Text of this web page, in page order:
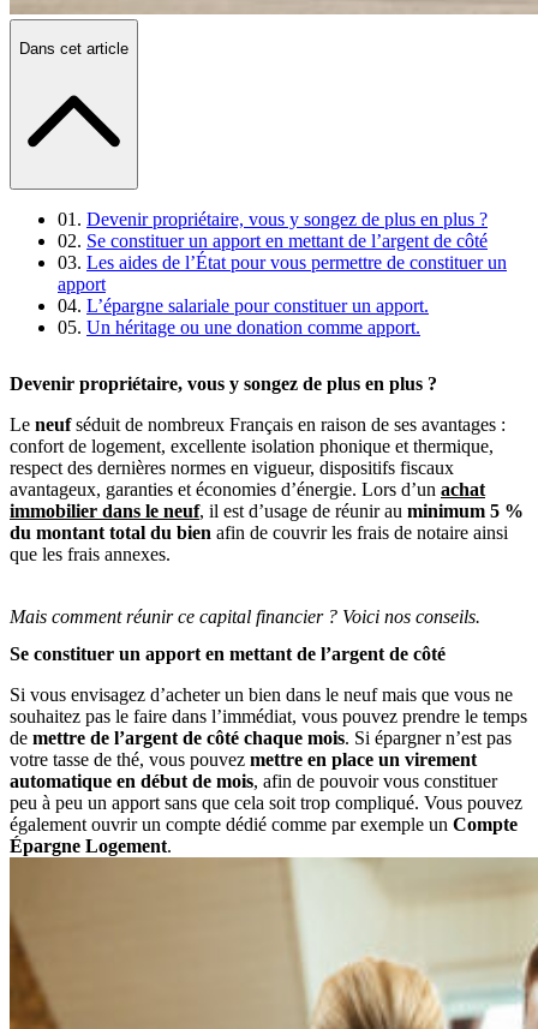
Dans cet article
Devenir propriétaire, vous y songez de plus en plus ?
Se constituer un apport en mettant de l’argent de côté
Les aides de l’État pour vous permettre de constituer un
apport
L’épargne salariale pour constituer un apport.
Un héritage ou une donation comme apport.
Devenir propriétaire, vous y songez de plus en plus ?
Le neufséduit de nombreux Français en raison de ses avantages :
confort de logement, excellente isolation phonique et thermique,
respect des dernières normes en vigueur, dispositifs fiscaux
avantageux, garanties et économies d’énergie. Lors d’un achat
immobilier dans le neuf, il est d’usage de réunir au minimum 5 %
du montant total du bien afin de couvrir les frais de notaire ainsi
que les frais annexes.
Mais comment réunir ce capital financier ? Voici nos conseils.
Se constituer un apport en mettant de l’argent de côté
Si vous envisagez d’acheter un bien dans le neuf mais que vous ne
souhaitez pas le faire dans l’immédiat, vous pouvez prendre le temps
de mettre de l’argent de côté chaque mois. Si épargner n’est pas
votre tasse de thé, vous pouvez mettre en place un virement
automatique en début de mois, afin de pouvoir vous constituer
peu à peu un apport sans que cela soit trop compliqué. Vous pouvez
également ouvrir un compte dédié comme par exemple un Compte
Épargne Logement.